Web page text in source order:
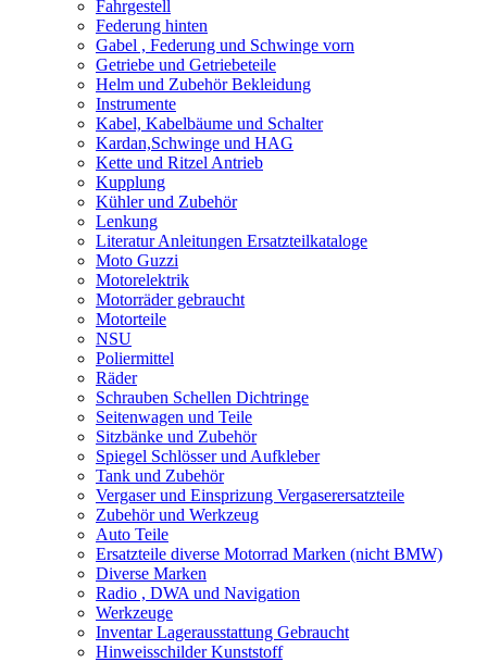
Fahrgestell
Federung hinten
Gabel , Federung und Schwinge vorn
Getriebe und Getriebeteile
Helm und Zubehör Bekleidung
Instrumente
Kabel, Kabelbäume und Schalter
Kardan,Schwinge und HAG
Kette und Ritzel Antrieb
Kupplung
Kühler und Zubehör
Lenkung
Literatur Anleitungen Ersatzteilkataloge
Moto Guzzi
Motorelektrik
Motorräder gebraucht
Motorteile
NSU
Poliermittel
Räder
Schrauben Schellen Dichtringe
Seitenwagen und Teile
Sitzbänke und Zubehör
Spiegel Schlösser und Aufkleber
Tank und Zubehör
Vergaser und Einsprizung Vergaserersatzteile
Zubehör und Werkzeug
Auto Teile
Ersatzteile diverse Motorrad Marken (nicht BMW)
Diverse Marken
Radio , DWA und Navigation
Werkzeuge
Inventar Lagerausstattung Gebraucht
Hinweisschilder Kunststoff